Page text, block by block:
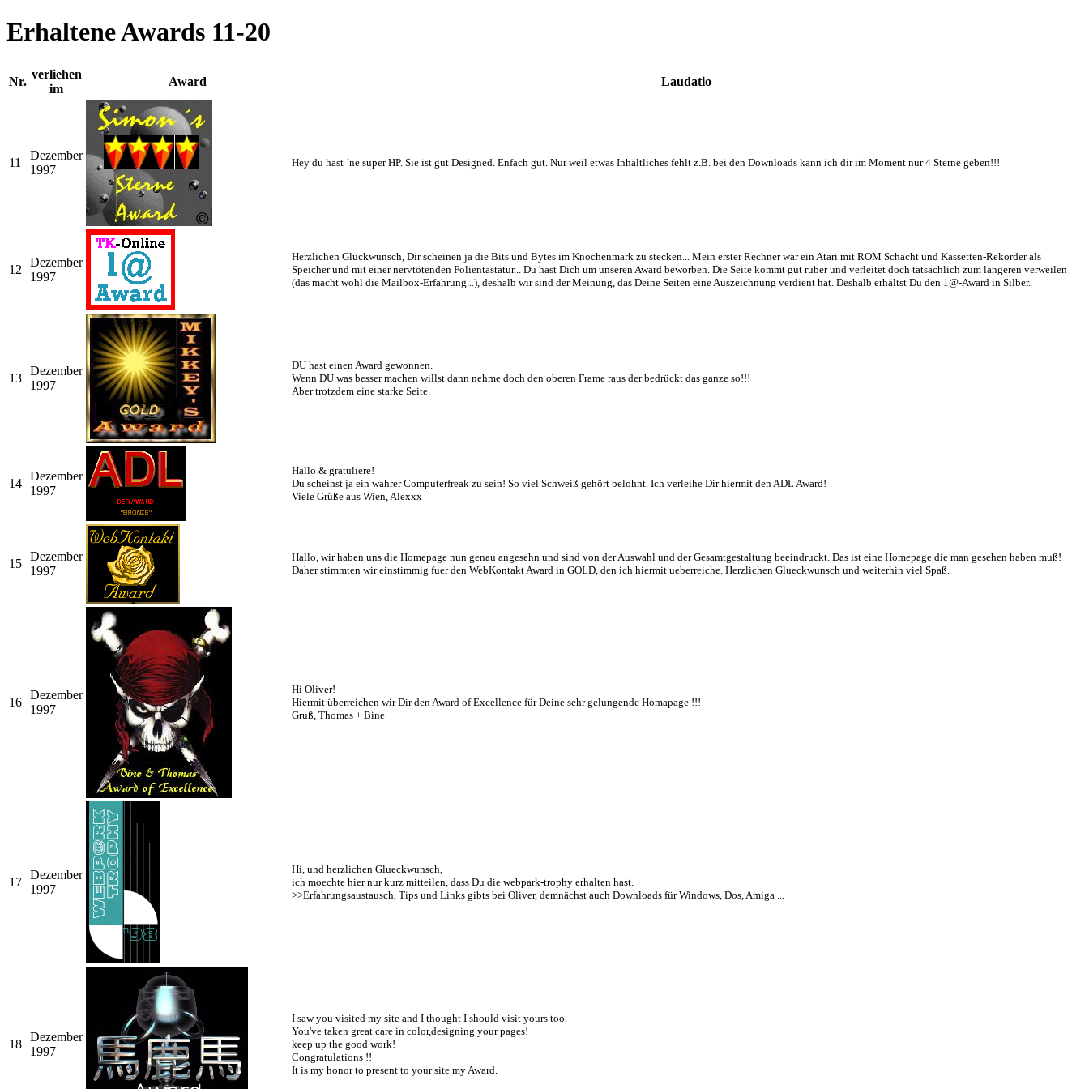
Erhaltene Awards 11-20
Nr.
verliehen
im
Award Laudatio
11
Dezember
1997
Hey du hast ´ne super HP. Sie ist gut Designed. Enfach gut. Nur weil etwas Inhaltliches fehlt z.B. bei den Downloads kann ich dir im Moment nur 4 Sterne geben!!!
12
Dezember
1997
Herzlichen Glückwunsch, Dir scheinen ja die Bits und Bytes im Knochenmark zu stecken... Mein erster Rechner war ein Atari mit ROM Schacht und Kassetten-Rekorder als
Speicher und mit einer nervtötenden Folientastatur... Du hast Dich um unseren Award beworben. Die Seite kommt gut rüber und verleitet doch tatsächlich zum längeren verweilen
(das macht wohl die Mailbox-Erfahrung...), deshalb wir sind der Meinung, das Deine Seiten eine Auszeichnung verdient hat. Deshalb erhältst Du den 1@-Award in Silber.
13
Dezember
1997
DU hast einen Award gewonnen.
Wenn DU was besser machen willst dann nehme doch den oberen Frame raus der bedrückt das ganze so!!!
Aber trotzdem eine starke Seite.
14
Dezember
1997
Hallo & gratuliere!
Du scheinst ja ein wahrer Computerfreak zu sein! So viel Schweiß gehört belohnt. Ich verleihe Dir hiermit den ADL Award!
Viele Grüße aus Wien, Alexxx
15
Dezember
1997
Hallo, wir haben uns die Homepage nun genau angesehn und sind von der Auswahl und der Gesamtgestaltung beeindruckt. Das ist eine Homepage die man gesehen haben muß!
Daher stimmten wir einstimmig fuer den WebKontakt Award in GOLD, den ich hiermit ueberreiche. Herzlichen Glueckwunsch und weiterhin viel Spaß.
16
Dezember
1997
Hi Oliver!
Hiermit überreichen wir Dir den Award of Excellence für Deine sehr gelungende Homapage !!!
Gruß, Thomas + Bine
17
Dezember
1997
Hi, und herzlichen Glueckwunsch,
ich moechte hier nur kurz mitteilen, dass Du die webpark-trophy erhalten hast.
>>Erfahrungsaustausch, Tips und Links gibts bei Oliver, demnächst auch Downloads für Windows, Dos, Amiga ...
18
Dezember
1997
I saw you visited my site and I thought I should visit yours too.
You've taken great care in color,designing your pages!
keep up the good work!
Congratulations !!
It is my honor to present to your site my Award.